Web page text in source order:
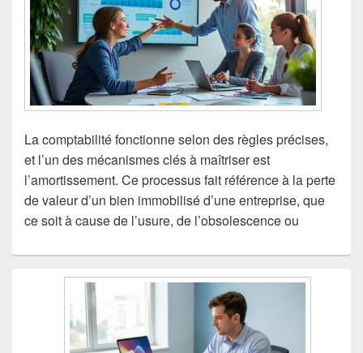
La comptabilité fonctionne selon des règles précises,
et l’un des mécanismes clés à maîtriser est
l’amortissement. Ce processus fait référence à la perte
de valeur d’un bien immobilisé d’une entreprise, que
ce soit à cause de l’usure, de l’obsolescence ou